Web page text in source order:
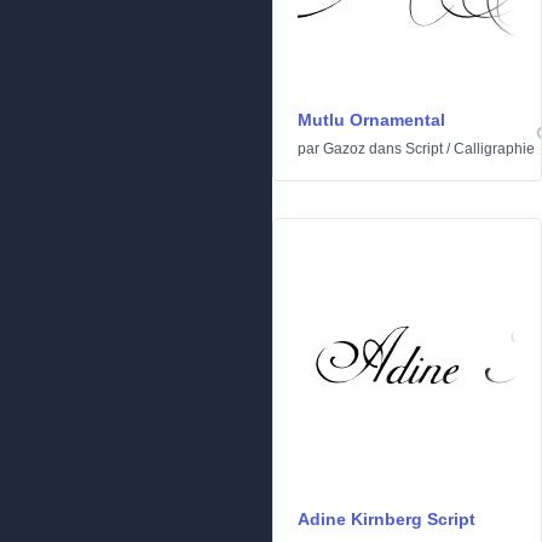
Mutlu Ornamental
par Gazoz dans Script/Calligraphie
Adine Kirnberg Script